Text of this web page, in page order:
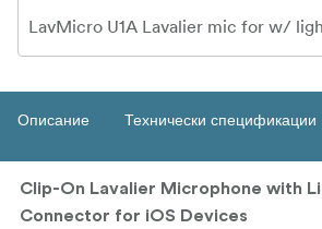
Описание Технически спецификации
Clip-On Lavalier Microphone with
Connector for iOS Devices